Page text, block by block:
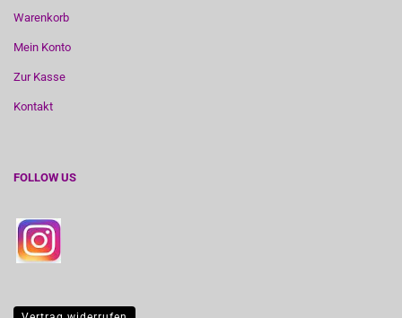
Warenkorb
Mein Konto
Zur Kasse
Kontakt
FOLLOW US